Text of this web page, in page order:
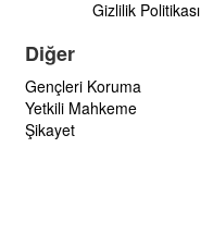
Gizlilik Politikası
Diğer
Gençleri Koruma
Yetkili Mahkeme
Şikayet